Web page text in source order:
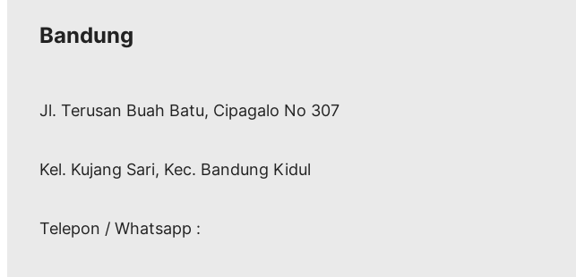
Bandung
Jl. Terusan Buah Batu, Cipagalo No 307
Kel. Kujang Sari, Kec. Bandung Kidul
Telepon / Whatsapp :